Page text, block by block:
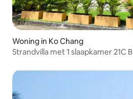
Woning in Ko Chang
Strandvilla met 1 slaapkamer 21C